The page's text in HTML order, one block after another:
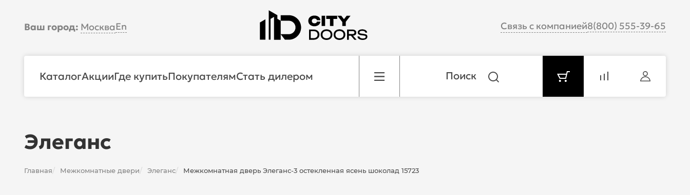
Ваш город: МоскваEn Связь с компанией8(800) 555-39-65
КаталогАкцииГде купитьПокупателямСтать дилером
Элеганс
Главная/ Межкомнатные двери/ Элеганс/ Межкомнатная дверь Элеганс-3 остекленная ясень шоколад 15723